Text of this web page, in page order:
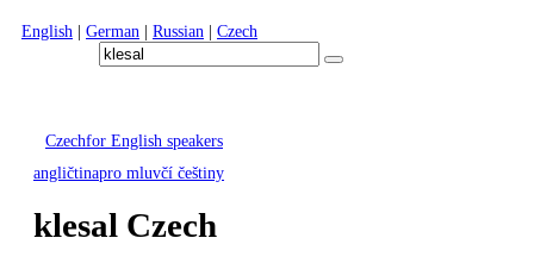
English | German | Russian | Czech
Czechfor English speakers
angličtinapro mluvčí češtiny
klesal Czech